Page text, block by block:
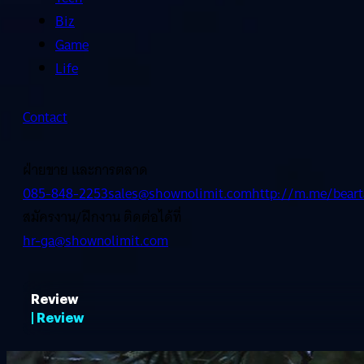
Biz
Game
Life
Contact
ฝ่ายขาย และการตลาด
085-848-2253sales@shownolimit.comhttp://m.me/
สมัครงาน/ฝึกงาน ติดต่อได้ที่
hr-ga@shownolimit.com
Review
| Review